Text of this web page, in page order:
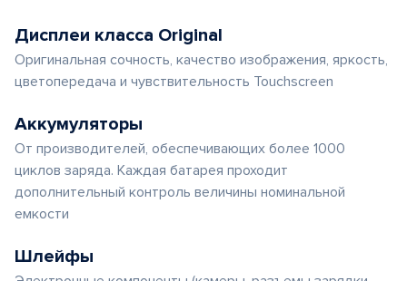
Дисплеи класса Original
Оригинальная сочность, качество изображения, яркость,
цветопередача и чувствительность Touchscreen
Аккумуляторы
От производителей, обеспечивающих более 1000
циклов заряда. Каждая батарея проходит
дополнительный контроль величины номинальной
емкости
Шлейфы